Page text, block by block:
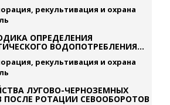
рекультивация и охрана
ОПРЕДЕЛЕНИЯ
ВОДОПОТРЕБЛЕНИЯ...
рекультивация и охрана
ЛУГОВО-ЧЕРНОЗЕМНЫХ
ПОСЛЕ РОТАЦИИ СЕВООБОРОТОВ